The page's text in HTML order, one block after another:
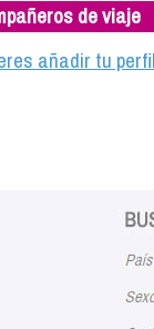
de viaje
añadir tu